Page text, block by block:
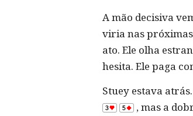
A mão decisiva
viria nas próximas
ato. Ele olha
hesita. Ele paga
Stuey estava
, mas a